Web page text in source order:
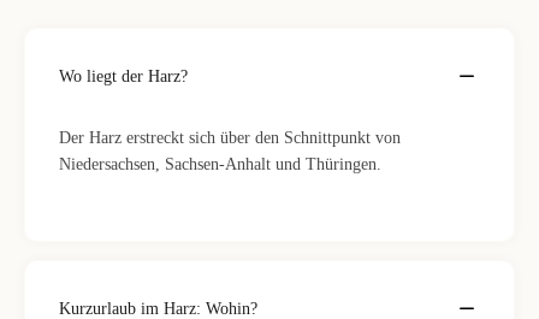
Wo liegt der Harz?
Der Harz erstreckt sich über den Schnittpunkt von
Niedersachsen, Sachsen-Anhalt und Thüringen.
Kurzurlaub im Harz: Wohin?